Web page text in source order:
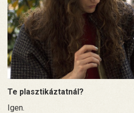
Te plasztikáztatnál?
Igen.